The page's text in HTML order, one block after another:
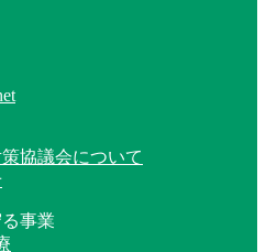
協議会について
事業